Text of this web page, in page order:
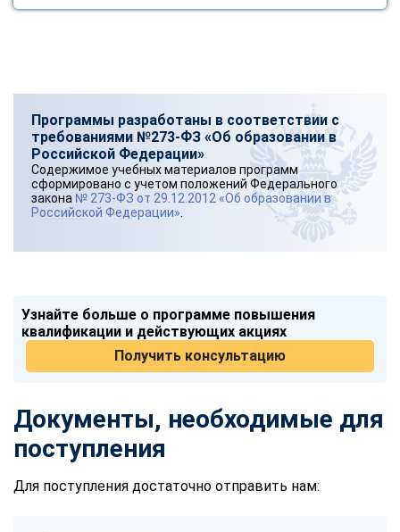
Программы разработаны в соответствии с
требованиями №273-ФЗ «Об образовании в
Российской Федерации»
Содержимое учебных материалов программ
сформировано с учетом положений Федерального
закона № 273-ФЗ от 29.12.2012 «Об образовании в
Российской Федерации»
Узнайте больше о программе повышения
квалификации и действующих акциях
Получить консультацию
Документы, необходимые для
поступления
Для поступления достаточно отправить нам: